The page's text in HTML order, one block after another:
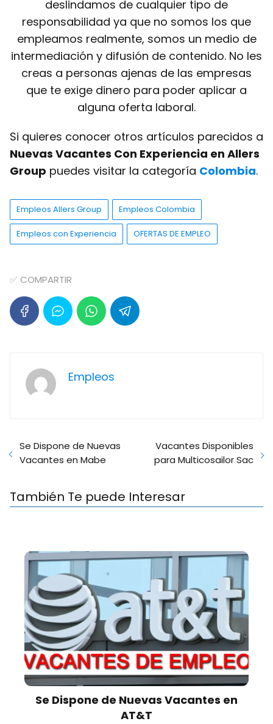
deslindamos de cualquier tipo de
responsabilidad ya que no somos los que
empleamos realmente, somos un medio de
intermediación y difusión de contenido. No les
creas a personas ajenas de las empresas
que te exige dinero para poder aplicar a
alguna oferta laboral.
Si quieres conocer otros artículos parecidos a
Nuevas Vacantes Con Experiencia en Allers
Group puedes visitar la categoría Colombia.
Empleos Allers Group Empleos Colombia
Empleos con Experiencia OFERTAS DE EMPLEO
✅ COMPARTIR
Empleos
Se Dispone de Nuevas
Vacantes en Mabe
Vacantes Disponibles
para Multicosailor Sac
También Te puede Interesar
Se Dispone de Nuevas Vacantes en
AT&T